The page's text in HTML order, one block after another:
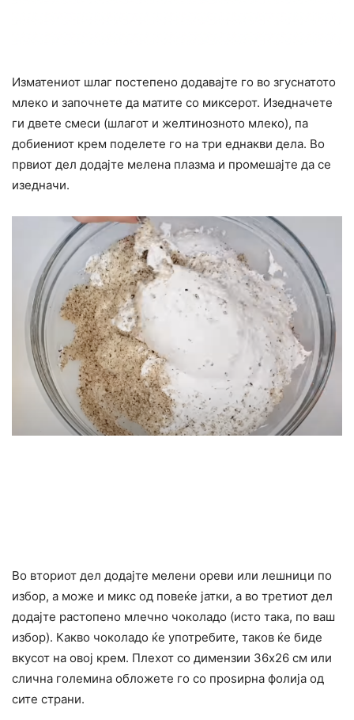
Изматениот шлаг постепено додавајте го во згуснатото
млеко и започнете да матите со миксерот. Изедначете
ги двете смеси (шлагот и желтинозното млеко), па
добиениот крем поделете го на три еднакви дела. Во
првиот дел додајте мелена плазма и промешајте да се
изедначи.
Во вториот дел додајте мелени ореви или лешници по
избор, а може и микс од повеќе јатки, а во третиот дел
додајте растопено млечно чоколадо (исто така, по ваш
избор). Какво чоколадо ќе употребите, таков ќе биде
вкусот на овој крем. Плехот со димензии 36х26 см или
слична големина обложете го со проѕирна фолија од
сите страни.